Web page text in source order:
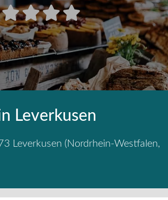
Leverkusen
Leverkusen ( Nordrhein-Westfalen,